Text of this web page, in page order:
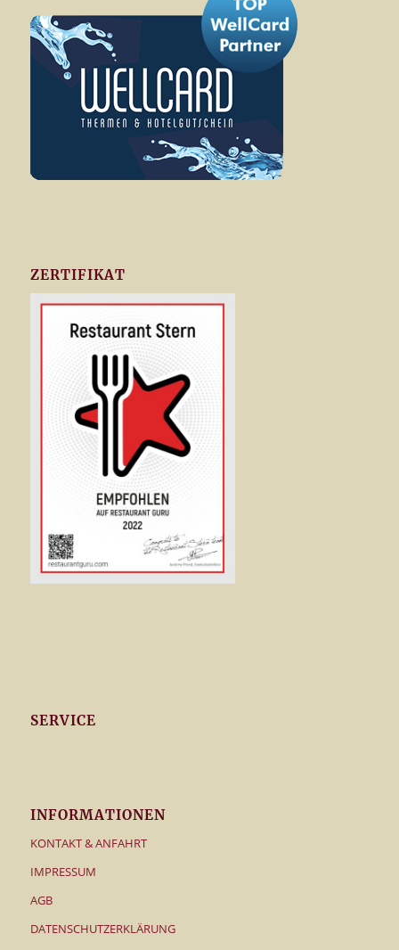
ZERTIFIKAT
SERVICE
INFORMATIONEN
KONTAKT & ANFAHRT
IMPRESSUM
AGB
DATENSCHUTZERKLÄRUNG